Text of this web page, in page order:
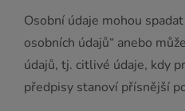
Osobní údaje mohou
osobních údajů“ anebo
údajů, tj. citlivé údaje, kdy
předpisy stanoví přísnější